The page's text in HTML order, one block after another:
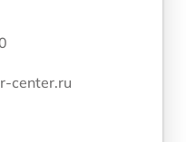
center.ru